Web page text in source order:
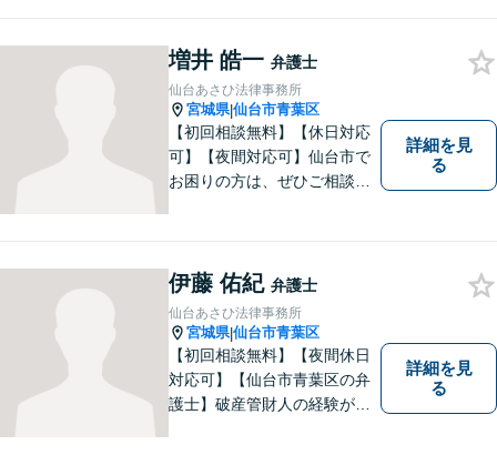
増井 皓一 弁護士
仙台あさひ法律事務所
宮城県|仙台市青葉区
【初回相談無料】【休日対応
可】【夜間対応可】仙台市で
お困りの方は、ぜひご相談く
詳細を見
る
伊藤 佑紀 弁護士
仙台あさひ法律事務所
宮城県|仙台市青葉区
【初回相談無料】【夜間休日
対応可】【仙台市青葉区の弁
護士】破産管財人の経験があ
詳細を見
る